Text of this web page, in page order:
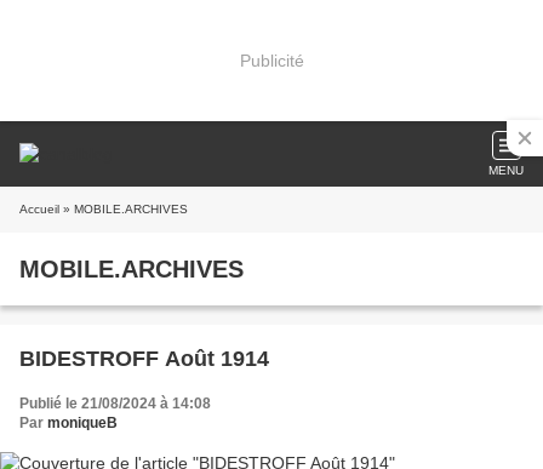
Publicité
MENU
Accueil » MOBILE.ARCHIVES
MOBILE.ARCHIVES
BIDESTROFF Août 1914
Publié le 21/08/2024 à 14:08
Par moniqueB